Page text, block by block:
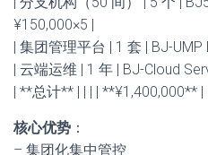
¥150,000×5 |
| 集团管理平台 | 1 套 | BJ-UMP
| 云端运维 | 1 年 | BJ-Cloud
| **总计** | | | | **¥1,400,000** |
核心优势 ：
– 集团化集中管控